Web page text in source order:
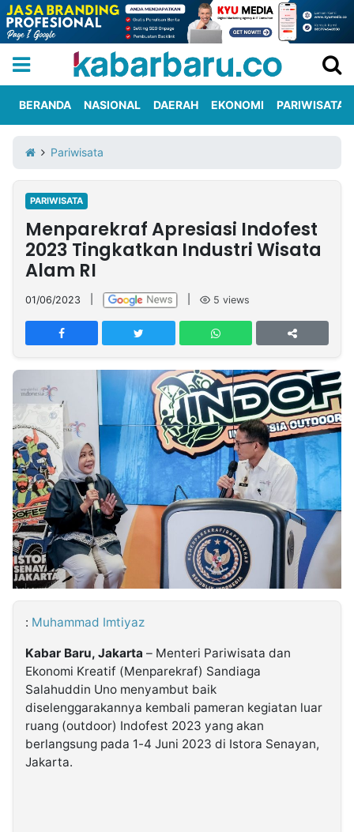
Iklan
Berita
Kami
Nasional
International
Olahraga
Entertainment
Daerah
Pariwisata
Kuliner
Kolom
Network
PT
TREETAN
INDONESIA
Partner
Insight
NTB
Suara
Time
Lens
IDN
Daily
Jogja
Jalan
Rakyat
Idealita
News
Kita
Notice
Radar
Baru
Seedbacklink
Follow
Kabarbaru
Kabarbaru.co
BERANDA NASIONAL DAERAH EKONOMI PARIWISATA
Pariwisata
PARIWISATA
Menparekraf Apresiasi Indofest
2023 Tingkatkan Industri Wisata
Alam RI
01/06/2023 5 views
: Muhammad Imtiyaz
Kabar Baru, Jakarta – Menteri Pariwisata dan
Ekonomi Kreatif (Menparekraf) Sandiaga
Salahuddin Uno menyambut baik
diselenggarakannya kembali pameran kegiatan luar
ruang (outdoor) Indofest 2023 yang akan
berlangsung pada 1-4 Juni 2023 di Istora Senayan,
Jakarta.